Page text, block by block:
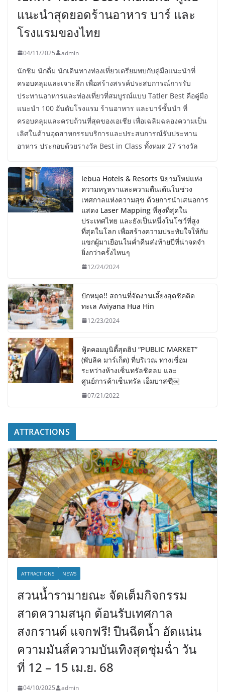
แนะนำสุดยอดร้านอาหาร บาร์ และ
โรงแรมของไทย
04/11/2025 admin
นักชิม นักดื่ม นักเดินทางท่องเที่ยวเตรียมพบกับคู่มือแนะนำที่
ครอบคลุมและเจาะลึก เพื่อสร้างสรรค์ประสบการณ์การรับ
ประทานอาหารและท่องเที่ยวที่สมบูรณ์แบบ Tatler Best คือคู่มือ
แนะนำ 100 อันดับโรงแรม ร้านอาหาร และบาร์ชั้นนำ ที่
ครอบคลุมและครบถ้วนที่สุดของเอเชีย เพื่อเฉลิมฉลองความเป็น
เลิศในด้านอุตสาหกรรมบริการและประสบการณ์รับประทาน
อาหาร ประกอบด้วยรางวัล Best in Class ทั้งหมด 27 รางวัล
lebua Hotels & Resorts นิยามใหม่แห่ง
ความหรูหราและความตื่นเต้นในช่วง
เทศกาลแห่งความสุข ด้วยการนำเสนอการ
แสดง Laser Mapping ที่สูงที่สุดใน
ประเทศไทย และยังเป็นหนึ่งในโชว์ที่สูง
ที่สุดในโลก เพื่อสร้างความประทับใจให้กับ
แขกผู้มาเยือนในค่ำคืนส่งท้ายปีที่น่าจดจำ
ยิ่งกว่าครั้งไหนๆ
12/24/2024
ปักหมุด!! สถานที่จัดงานเลี้ยงสุดชิคติด
ทะเล Aviyana Hua Hin
12/23/2024
ฟู้ดคอมมูนิตี้สุดฮิป “PUBLIC MARKET”
(พับลิค มาร์เก็ต) ที่บริเวณ ทางเชื่อม
ระหว่างห้างเซ็นทรัลชิดลม และ
ศูนย์การค้าเซ็นทรัล เอ็มบาสซี￼
07/21/2022
ATTRACTIONS
ATTRACTIONS NEWS
สวนน้ำรามายณะ จัดเต็มกิจกรรม
สาดความสนุก ต้อนรับเทศกาล
สงกรานต์ แจกฟรี! ปืนฉีดน้ำ อัดแน่น
ความมันส์ความบันเทิงสุดชุ่มฉ่ำ วัน
ที่ 12 – 15 เม.ย. 68
04/10/2025 admin